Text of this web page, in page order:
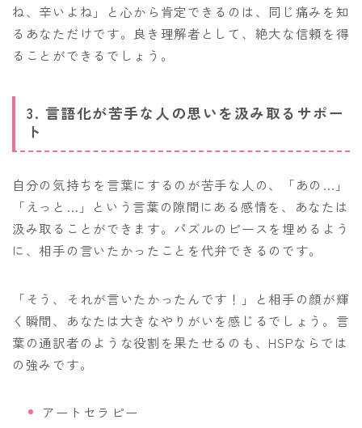
ね、辛いよね」と心から肯定できるのは、同じ痛みを知
るあなただけです。良き理解者として、絶大な信頼を得
ることができるでしょう。
3. 言語化が苦手な人の思いを汲み取るサポー
ト
自分の気持ちを言葉にするのが苦手な人の、「あの…」
「えっと…」という言葉の隙間にある感情を、あなたは
汲み取ることができます。パズルのピースを埋めるよう
に、相手の言いたかったことを代弁できるのです。
「そう、それが言いたかったんです！」と相手の顔が輝
く瞬間、あなたは大きなやりがいを感じるでしょう。言
葉の通訳者のような役割を果たせるのも、HSPならでは
の強みです。
アートセラピー